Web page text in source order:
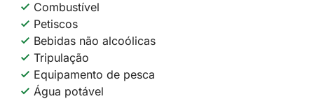
Combustível
Petiscos
Bebidas não alcoólicas
Tripulação
Equipamento de pesca
Água potável